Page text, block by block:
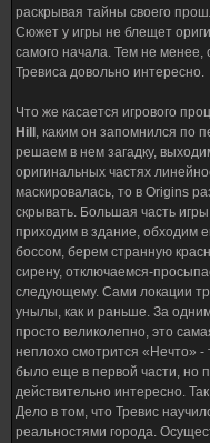
раскрывая тайны своего
Сюжет у игры не блещет
самого начала. Тем не менее,
Тревиса довольно интересно.
Что же касается игрового
Hill , каким он запомнился по
решаем в нем загадку,
оригинальных частях
маскировалась, то в Origins
скрывать. Большая часть
приходим в здание, обходим
боссом, берем странную
сирену, отключаемся-
следующему. Сами локации
унылы, как и раньше. За
просто великолепно, это
неплохо смотрится «Нечто»
было еще в первой части, но
действительно интересно.
Дело в том, что Тревис
реальностями города.